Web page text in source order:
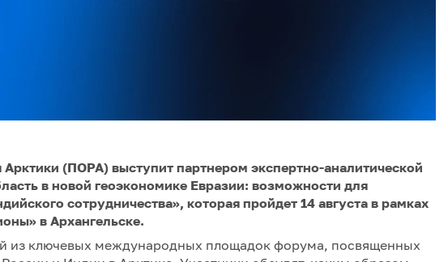
(ПОРА) выступит партнером экспертно-аналитической
в новой геоэкономике Евразии: возможности для
сотрудничества», которая пройдет 14 августа в рамках
в Архангельске.
из ключевых международных площадок форума, посвященных